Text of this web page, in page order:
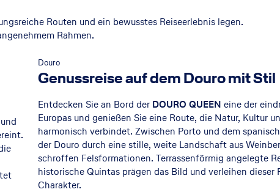
Routen und ein bewusstes Reiseerlebnis legen.
Rahmen.
Douro
Genussreise auf dem Douro mit Stil
Entdecken Sie an Bord der DOURO QUEEN eine der
Europas und genießen Sie eine Route, die Natur, Kultur
harmonisch verbindet. Zwischen Porto und dem
der Douro durch eine stille, weite Landschaft aus
schroffen Felsformationen. Terrassenförmig angelegte
historische Quintas prägen das Bild und verleihen dieser
Charakter.